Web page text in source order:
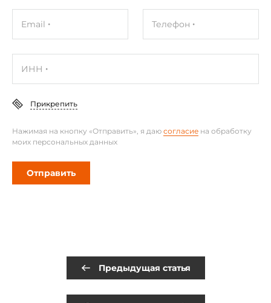
Email Телефон
ИНН
Прикрепить
Отправить
Нажимая на кнопку «Отправить», я даю согласие на обработку
моих персональных данных
Предыдущая статья